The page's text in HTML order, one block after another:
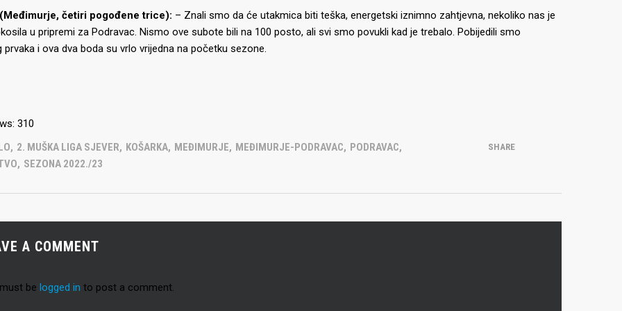
četiri pogođene trice): – Znali smo da će utakmica biti teška, energetski iznimno zahtjevna, nekoliko nas je
u pripremi za Podravac. Nismo ove subote bili na 100 posto, ali svi smo povukli kad je trebalo. Pobijedili smo
prvaka i ova dva boda su vrlo vrijedna na početku sezone.
310
, 2. MUŠKA LIGA SJEVER, KOŠARKA, MEĐIMURJE, MEĐIMURJE-PODRAVAC, PODRAVAC,
, SEZONA 2022./23
SHARE
A COMMENT
be logged in to post a comment.
U14 na završnici CRO
Đakovu, seniorska ekipa
Krbulju
trenerski stožer
Seniori
Juniori U19
Kadeti U17
Dječaci U11